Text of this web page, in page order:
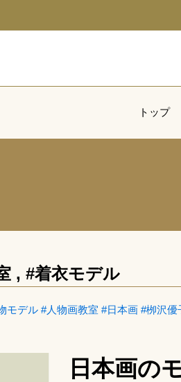
トップ
, #着衣モデル
モデル #人物画教室 #日本画 #栁沢優
日本画の